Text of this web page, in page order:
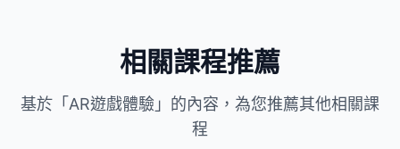
相關課程推薦
基於「AR遊戲體驗」的內容，為您推薦其他相關課
程